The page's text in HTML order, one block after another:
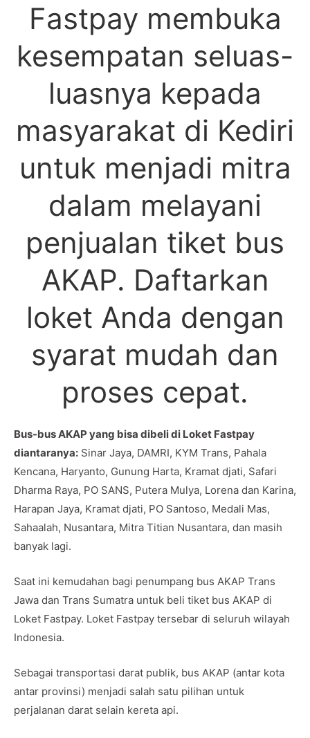
Fastpay membuka
kesempatan seluas-
luasnya kepada
masyarakat di Kediri
untuk menjadi mitra
dalam melayani
penjualan tiket bus
AKAP. Daftarkan
loket Anda dengan
syarat mudah dan
proses cepat.
Bus-bus AKAP yang bisa dibeli di Loket Fastpay
diantaranya: Sinar Jaya, DAMRI, KYM Trans, Pahala
Kencana, Haryanto, Gunung Harta, Kramat djati, Safari
Dharma Raya, PO SANS, Putera Mulya, Lorena dan Karina,
Harapan Jaya, Kramat djati, PO Santoso, Medali Mas,
Sahaalah, Nusantara, Mitra Titian Nusantara, dan masih
banyak lagi.
Saat ini kemudahan bagi penumpang bus AKAP Trans
Jawa dan Trans Sumatra untuk beli tiket bus AKAP di
Loket Fastpay. Loket Fastpay tersebar di seluruh wilayah
Indonesia.
Sebagai transportasi darat publik, bus AKAP (antar kota
antar provinsi) menjadi salah satu pilihan untuk
perjalanan darat selain kereta api.